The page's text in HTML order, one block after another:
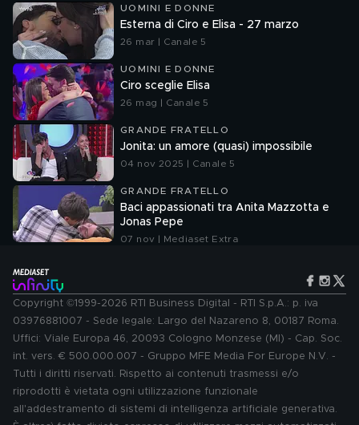
UOMINI E DONNE
Esterna di Ciro e Elisa - 27 marzo
26 mar | Canale 5
UOMINI E DONNE
Ciro sceglie Elisa
26 mag | Canale 5
GRANDE FRATELLO
Jonita: un amore (quasi) impossibile
04 nov 2025 | Canale 5
GRANDE FRATELLO
Baci appassionati tra Anita Mazzotta e
Jonas Pepe
07 nov | Mediaset Extra
Copyright ©1999-2026 RTI Business Digital - RTI S.p.A.: p. iva
03976881007 - Sede legale: Largo del Nazareno 8, 00187 Roma.
Uffici: Viale Europa 46, 20093 Cologno Monzese (MI) - Cap. Soc.
int. vers. € 500.000.007 - Gruppo MFE Media For Europe N.V. -
Tutti i diritti riservati. Rispetto ai contenuti trasmessi e/o
riprodotti è vietata ogni utilizzazione funzionale
all'addestramento di sistemi di intelligenza artificiale generativa.